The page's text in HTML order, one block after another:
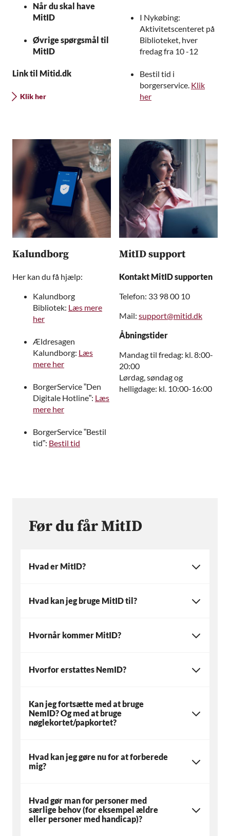
Når du skal have
MitID
Øvrige spørgsmål til
MitID
Link til Mitid.dk
Klik her
I Nykøbing:
Aktivitetscenteret på
Biblioteket, hver
fredag fra 10 -12
Bestil tid i
borgerservice. Klik
her
Kalundborg
Her kan du få hjælp:
Kalundborg
Bibliotek: Læs mere
her
Ældresagen
Kalundborg: Læs
mere her
BorgerService ”Den
Digitale Hotline”: Læs
mere her
BorgerService ”Bestil
tid”: Bestil tid
MitID support
Kontakt MitID supporten
Telefon: 33 98 00 10
Mail: support@mitid.dk
Åbningstider
Mandag til fredag: kl. 8:00-
20:00
Lørdag, søndag og
helligdage: kl. 10:00-16:00
Før du får MitID
Hvad er MitID?
Hvad kan jeg bruge MitID til?
Hvornår kommer MitID?
Hvorfor erstattes NemID?
Kan jeg fortsætte med at bruge
NemID? Og med at bruge
nøglekortet/papkortet?
Hvad kan jeg gøre nu for at forberede
mig?
Hvad gør man for personer med
særlige behov (for eksempel ældre
eller personer med handicap)?